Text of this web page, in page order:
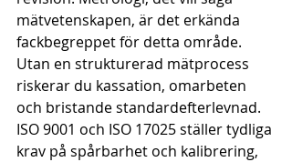
mätvetenskapen, är det erkända
fackbegreppet för detta område.
Utan en strukturerad mätprocess
riskerar du kassation, omarbeten
och bristande standardefterlevnad.
ISO 9001 och ISO 17025 ställer tydliga
krav på spårbarhet och kalibrering,